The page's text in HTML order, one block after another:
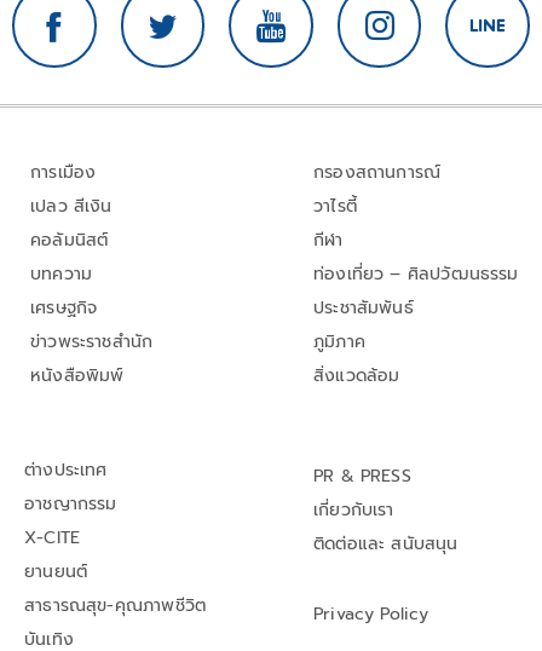
การเมือง
เปลว สีเงิน
คอลัมนิสต์
บทความ
เศรษฐกิจ
ข่าวพระราชสำนัก
หนังสือพิมพ์
กรองสถานการณ์
วาไรตี้
กีฬา
ท่องเที่ยว – ศิลปวัฒนธรรม
ประชาสัมพันธ์
ภูมิภาค
สิ่งแวดล้อม
ต่างประเทศ
อาชญากรรม
X-CITE
ยานยนต์
สาธารณสุข-คุณภาพชีวิต
บันเทิง
PR & PRESS
เกี่ยวกับเรา
ติดต่อและ สนับสนุน
Privacy Policy